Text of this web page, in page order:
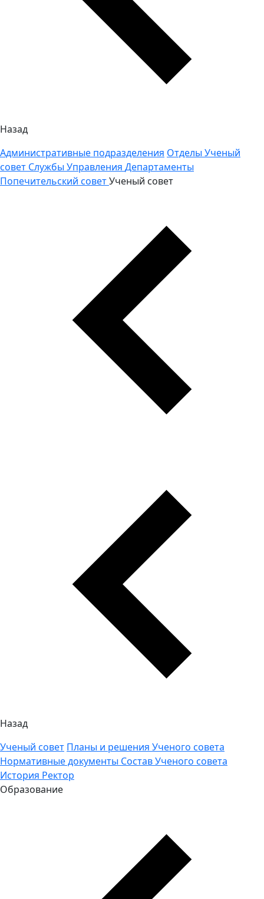
Назад
Административные подразделения Отделы Ученый
совет Службы Управления Департаменты
Попечительский советУченый совет
Назад
Ученый совет Планы и решения Ученого совета
Нормативные документы Состав Ученого совета
История Ректор
Образование